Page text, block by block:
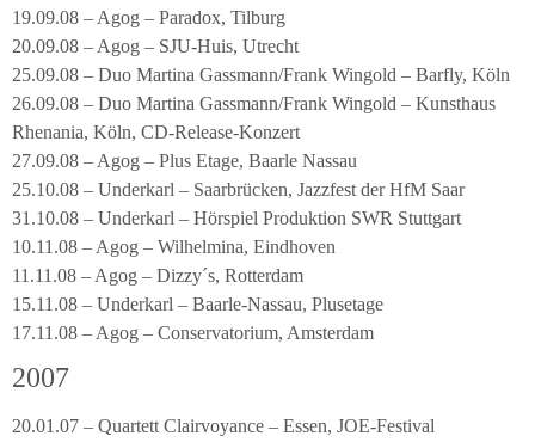
19.09.08 – Agog – Paradox, Tilburg
20.09.08 – Agog – SJU-Huis, Utrecht
25.09.08 – Duo Martina Gassmann/Frank Wingold – Barfly, Köln
26.09.08 – Duo Martina Gassmann/Frank Wingold – Kunsthaus
Rhenania, Köln, CD-Release-Konzert
27.09.08 – Agog – Plus Etage, Baarle Nassau
25.10.08 – Underkarl – Saarbrücken, Jazzfest der HfM Saar
31.10.08 – Underkarl – Hörspiel Produktion SWR Stuttgart
10.11.08 – Agog – Wilhelmina, Eindhoven
11.11.08 – Agog – Dizzy´s, Rotterdam
15.11.08 – Underkarl – Baarle-Nassau, Plusetage
17.11.08 – Agog – Conservatorium, Amsterdam
2007
20.01.07 – Quartett Clairvoyance – Essen, JOE-Festival